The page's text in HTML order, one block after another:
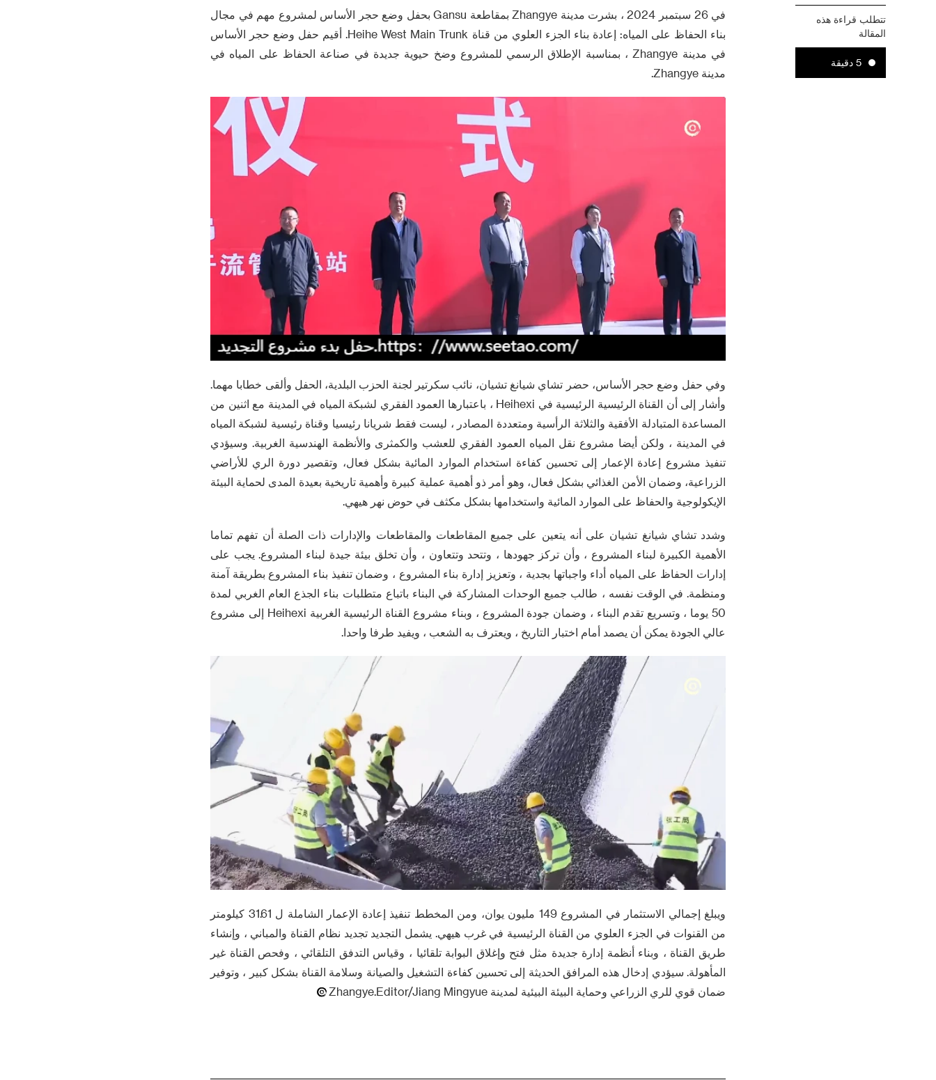
تتطلب قراءة هذه
المقالة
5 دقيقة
في 26 سبتمبر 2024 ، بشرت مدينة Zhangye بمقاطعة Gansu بحفل وضع حجر الأساس لمشروع مهم في مجال
بناء الحفاظ على المياه: إعادة بناء الجزء العلوي من قناة Heihe West Main Trunk. أقيم حفل وضع حجر الأساس
في مدينة Zhangye ، بمناسبة الإطلاق الرسمي للمشروع وضخ حيوية جديدة في صناعة الحفاظ على المياه في
مدينة Zhangye.
وفي حفل وضع حجر الأساس، حضر تشاي شيانغ تشيان، نائب سكرتير لجنة الحزب البلدية، الحفل وألقى خطابا مهما.
وأشار إلى أن القناة الرئيسية الرئيسية في Heihexi ، باعتبارها العمود الفقري لشبكة المياه في المدينة مع اثنين من
المساعدة المتبادلة الأفقية والثلاثة الرأسية ومتعددة المصادر ، ليست فقط شريانا رئيسيا وقناة رئيسية لشبكة المياه
في المدينة ، ولكن أيضا مشروع نقل المياه العمود الفقري للعشب والكمثرى والأنظمة الهندسية الغربية. وسيؤدي
تنفيذ مشروع إعادة الإعمار إلى تحسين كفاءة استخدام الموارد المائية بشكل فعال، وتقصير دورة الري للأراضي
الزراعية، وضمان الأمن الغذائي بشكل فعال، وهو أمر ذو أهمية عملية كبيرة وأهمية تاريخية بعيدة المدى لحماية البيئة
الإيكولوجية والحفاظ على الموارد المائية واستخدامها بشكل مكثف في حوض نهر هيهي.
وشدد تشاي شيانغ تشيان على أنه يتعين على جميع المقاطعات والمقاطعات والإدارات ذات الصلة أن تفهم تماما
الأهمية الكبيرة لبناء المشروع ، وأن تركز جهودها ، وتتحد وتتعاون ، وأن تخلق بيئة جيدة لبناء المشروع. يجب على
إدارات الحفاظ على المياه أداء واجباتها بجدية ، وتعزيز إدارة بناء المشروع ، وضمان تنفيذ بناء المشروع بطريقة آمنة
ومنظمة. في الوقت نفسه ، طالب جميع الوحدات المشاركة في البناء باتباع متطلبات بناء الجذع العام الغربي لمدة
50 يوما ، وتسريع تقدم البناء ، وضمان جودة المشروع ، وبناء مشروع القناة الرئيسية الغربية Heihexi إلى مشروع
عالي الجودة يمكن أن يصمد أمام اختبار التاريخ ، ويعترف به الشعب ، ويفيد طرفا واحدا.
ويبلغ إجمالي الاستثمار في المشروع 149 مليون يوان، ومن المخطط تنفيذ إعادة الإعمار الشاملة ل 31.61 كيلومتر
من القنوات في الجزء العلوي من القناة الرئيسية في غرب هيهي. يشمل التجديد تجديد نظام القناة والمباني ، وإنشاء
طريق القناة ، وبناء أنظمة إدارة جديدة مثل فتح وإغلاق البوابة تلقائيا ، وقياس التدفق التلقائي ، وفحص القناة غير
المأهولة. سيؤدي إدخال هذه المرافق الحديثة إلى تحسين كفاءة التشغيل والصيانة وسلامة القناة بشكل كبير ، وتوفير
ضمان قوي للري الزراعي وحماية البيئة البيئية لمدينة Zhangye.Editor/Jiang Mingyue